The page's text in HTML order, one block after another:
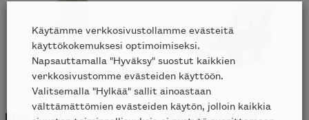
Moa nojatuoli Emmi nojatuoli
Käytämme verkkosivustollamme evästeitä
käyttökokemuksesi optimoimiseksi.
Napsauttamalla "Hyväksy" suostut kaikkien
verkkosivustomme evästeiden käyttöön.
Valitsemalla "Hylkää" sallit ainoastaan
välttämättömien evästeiden käytön, jolloin kaikkia